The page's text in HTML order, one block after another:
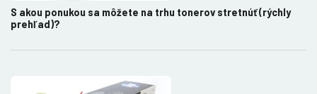
S akou ponukou sa môžete na trhu tonerov stretnúť (rýchly
prehľad)?